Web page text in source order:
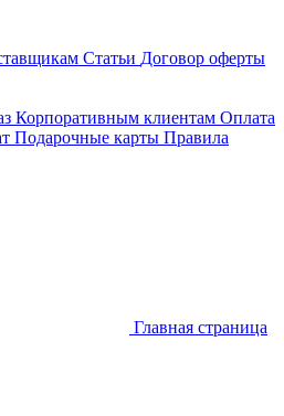
Статьи Договор оферты
Корпоративным клиентам Оплата
Подарочные карты Правила
Главная страница